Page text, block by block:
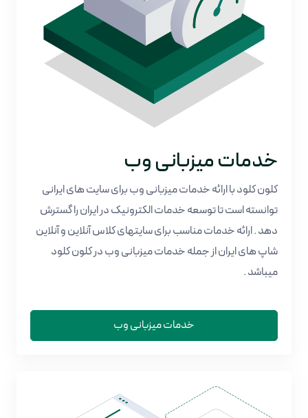
خدمات میزبانی وب
کلون کلود با ارائه خدمات میزبانی وب برای سایت های ایرانی
توانسته است تا توسعه خدمات الکترونیک در ایران را گسترش
دهد . ارائه خدمات مناسب برای سایتهای کلاس آنلاین و آنلاین
شاپ های ایران از جمله خدمات میزبانی وب در کلون کلود
میباشد .
خدمات میزبانی وب